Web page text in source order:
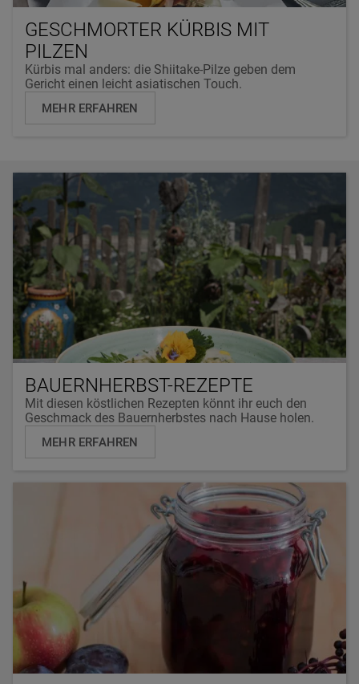
GESCHMORTER KÜRBIS MIT
PILZEN
Kürbis mal anders: die Shiitake-Pilze geben dem
Gericht einen leicht asiatischen Touch.
MEHR ERFAHREN
BAUERNHERBST-REZEPTE
Mit diesen köstlichen Rezepten könnt ihr euch den
Geschmack des Bauernherbstes nach Hause holen.
MEHR ERFAHREN